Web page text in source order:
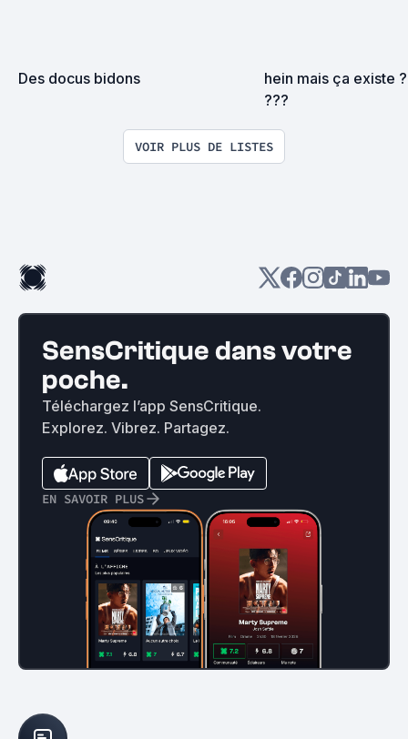
Des docus bidons
hein mais ça existe
???
VOIR PLUS DE LISTES
SensCritique dans votre
poche.
Téléchargez l’app SensCritique.
Explorez. Vibrez. Partagez.
EN SAVOIR PLUS